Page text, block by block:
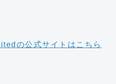
の公式サイトはこちら